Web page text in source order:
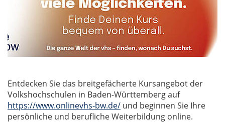
Entdecken Sie das breitgefächerte Kursangebot der
Volkshochschulen in Baden-Württemberg auf
https://www.onlinevhs-bw.de/ und beginnen Sie Ihre
persönliche und berufliche Weiterbildung online.